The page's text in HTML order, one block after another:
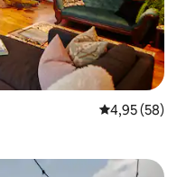
Gemiddelde
4,95 (58)